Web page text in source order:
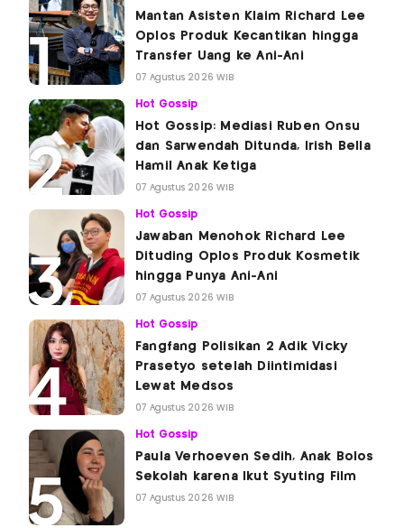
Mantan Asisten Klaim Richard Lee
Oplos Produk Kecantikan hingga
Transfer Uang ke Ani-Ani
07 Agustus 2026 WIB
Hot Gossip
Hot Gossip: Mediasi Ruben Onsu
dan Sarwendah Ditunda, Irish Bella
Hamil Anak Ketiga
07 Agustus 2026 WIB
Hot Gossip
Jawaban Menohok Richard Lee
Dituding Oplos Produk Kosmetik
hingga Punya Ani-Ani
07 Agustus 2026 WIB
Hot Gossip
Fangfang Polisikan 2 Adik Vicky
Prasetyo setelah Diintimidasi
Lewat Medsos
07 Agustus 2026 WIB
Hot Gossip
Paula Verhoeven Sedih, Anak Bolos
Sekolah karena Ikut Syuting Film
07 Agustus 2026 WIB